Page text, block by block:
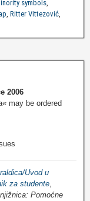
symbols,
, Ritter Vittezović,
2006
may be ordered
Uvod u
za studente,
Pomoćne